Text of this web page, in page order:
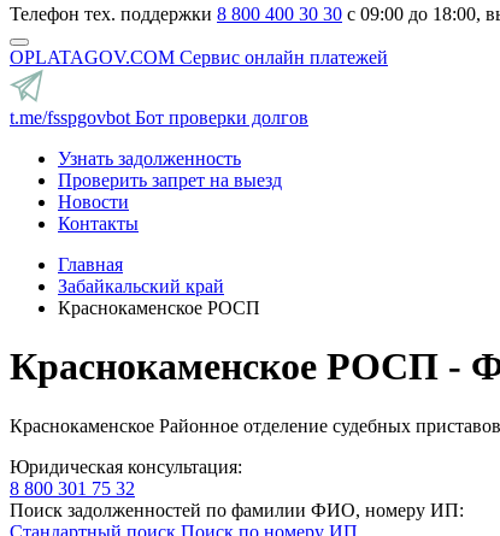
Телефон тех. поддержки 8 800 400 30 30 с 09:00 до 18:00,
OPLATAGOV.COM Сервис онлайн платежей
t.me/fsspgovbot Бот проверки долгов
Узнать задолженность
Проверить запрет на выезд
Новости
Контакты
Главная
Забайкальский край
Краснокаменское РОСП
Краснокаменское РОСП -
Краснокаменское Районное отделение судебных
Юридическая консультация:
8 800 301 75 32
Поиск задолженностей по фамилии ФИО, номеру ИП:
Стандартный поиск Поиск по номеру ИП